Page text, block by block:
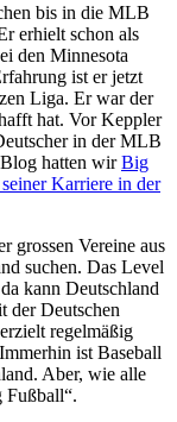
bis in die MLB
erhielt schon als
den Minnesota
ist er jetzt
Liga. Er war der
hat. Vor Keppler
in der MLB
hatten wirBig
Karriere in der
grossen Vereine aus
suchen. Das Level
kann Deutschland
der Deutschen
regelmäßig
ist Baseball
Aber, wie alle
Fußball“.